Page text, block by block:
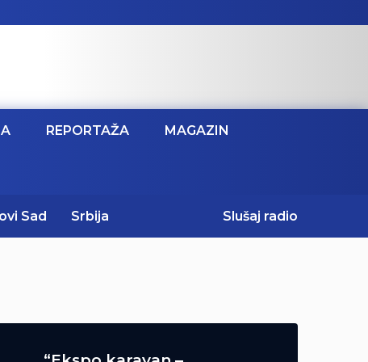
REPORTAŽA MAGAZIN
Sad Srbija Slušaj radio